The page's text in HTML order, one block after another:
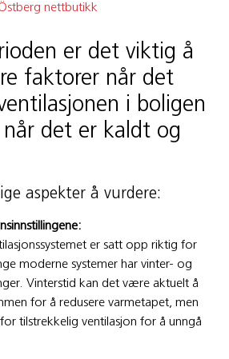
nettbutikk
er det viktig å
faktorer når det
i boligen
det er kaldt og
aspekter å vurdere:
er satt opp riktig for
moderne systemer har vinter- og
Vinterstid kan det være aktuelt å
for å redusere varmetapet, men
tilstrekkelig ventilasjon for å unngå